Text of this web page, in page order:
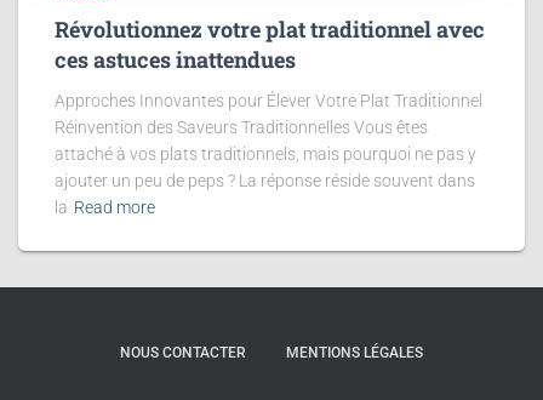
Révolutionnez votre plat traditionnel avec
ces astuces inattendues
Approches Innovantes pour Élever Votre Plat Traditionnel
Réinvention des Saveurs Traditionnelles Vous êtes
attaché à vos plats traditionnels, mais pourquoi ne pas y
ajouter un peu de peps ? La réponse réside souvent dans
la Read more
NOUS CONTACTER MENTIONS LÉGALES